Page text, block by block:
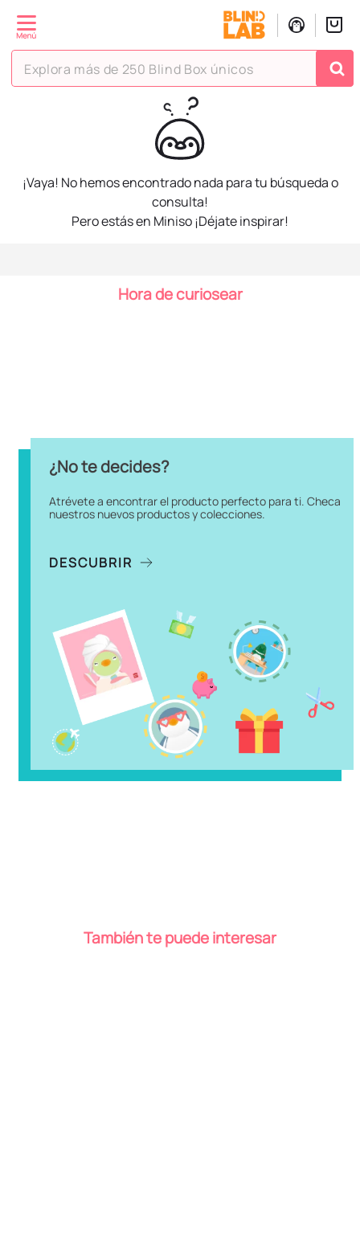
Explora más de 250 Blind Box únicos
¡Vaya! No hemos encontrado nada para tu búsqueda o
consulta!
Pero estás en Miniso ¡Déjate inspirar!
Hora de curiosear
¿No te decides?
Atrévete a encontrar el producto perfecto para ti. Checa
nuestros nuevos productos y colecciones.
DESCUBRIR
También te puede interesar